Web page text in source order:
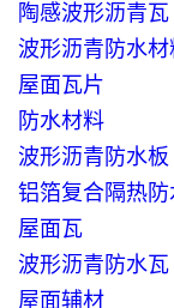
陶感波形沥青瓦
波形沥青防水材
屋面瓦片
防水材料
波形沥青防水板
铝箔复合隔热防
屋面瓦
波形沥青防水瓦
屋面辅材